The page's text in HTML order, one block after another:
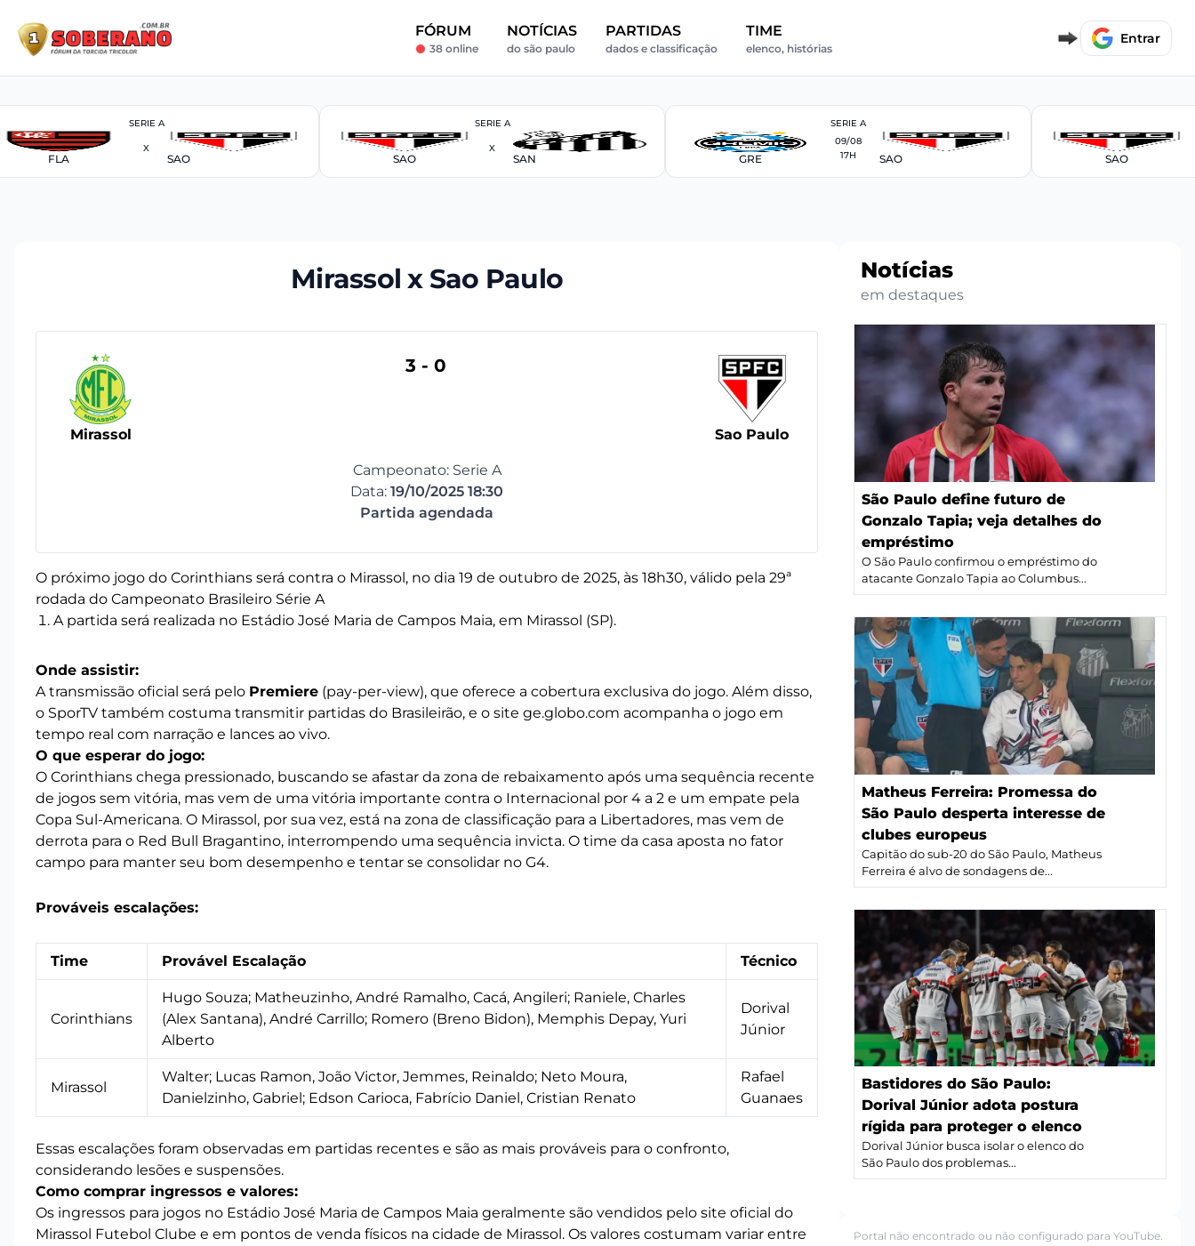
FÓRUM
38 online
NOTÍCIAS
do são paulo
PARTIDAS
dados e classificação
TIME
elenco, histórias
Entrar
SERIE A
FLA
X
SAO
SERIE A
SAO
X
SAN
SERIE A
GRE
09/08
17H
SAO SAO
Mirassol x Sao Paulo
Mirassol
3 - 0
Sao Paulo
Campeonato: Serie A
Data: 19/10/2025 18:30
Partida agendada
O próximo jogo do Corinthians será contra o Mirassol, no dia 19 de outubro de 2025, às 18h30, válido pela 29ª
rodada do Campeonato Brasileiro Série A
A partida será realizada no Estádio José Maria de Campos Maia, em Mirassol (SP).
Onde assistir:
A transmissão oficial será pelo Premiere (pay-per-view), que oferece a cobertura exclusiva do jogo. Além disso,
o SporTV também costuma transmitir partidas do Brasileirão, e o site ge.globo.com acompanha o jogo em
tempo real com narração e lances ao vivo.
O que esperar do jogo:
O Corinthians chega pressionado, buscando se afastar da zona de rebaixamento após uma sequência recente
de jogos sem vitória, mas vem de uma vitória importante contra o Internacional por 4 a 2 e um empate pela
Copa Sul-Americana. O Mirassol, por sua vez, está na zona de classificação para a Libertadores, mas vem de
derrota para o Red Bull Bragantino, interrompendo uma sequência invicta. O time da casa aposta no fator
campo para manter seu bom desempenho e tentar se consolidar no G4.
Prováveis escalações:
Time Provável Escalação Técnico
Corinthians
Hugo Souza; Matheuzinho, André Ramalho, Cacá, Angileri; Raniele, Charles
(Alex Santana), André Carrillo; Romero (Breno Bidon), Memphis Depay, Yuri
Alberto
Dorival
Júnior
Mirassol
Walter; Lucas Ramon, João Victor, Jemmes, Reinaldo; Neto Moura,
Danielzinho, Gabriel; Edson Carioca, Fabrício Daniel, Cristian Renato
Rafael
Guanaes
Essas escalações foram observadas em partidas recentes e são as mais prováveis para o confronto,
considerando lesões e suspensões.
Como comprar ingressos e valores:
Os ingressos para jogos no Estádio José Maria de Campos Maia geralmente são vendidos pelo site oficial do
Mirassol Futebol Clube e em pontos de venda físicos na cidade de Mirassol. Os valores costumam variar entre
Notícias
em destaques
São Paulo define futuro de
Gonzalo Tapia; veja detalhes do
empréstimo
O São Paulo confirmou o empréstimo do
atacante Gonzalo Tapia ao Columbus...
Matheus Ferreira: Promessa do
São Paulo desperta interesse de
clubes europeus
Capitão do sub-20 do São Paulo, Matheus
Ferreira é alvo de sondagens de...
Bastidores do São Paulo:
Dorival Júnior adota postura
rígida para proteger o elenco
Dorival Júnior busca isolar o elenco do
São Paulo dos problemas...
Portal não encontrado ou não configurado para YouTube.